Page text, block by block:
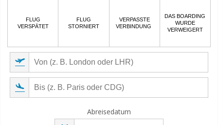
FLUG
VERSPÄTET
FLUG
STORNIERT
VERPASSTE
VERBINDUNG
DAS BOARDING
WURDE
VERWEIGERT
Abreisedatum